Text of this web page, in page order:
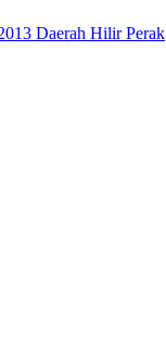
Daerah Hilir Perak